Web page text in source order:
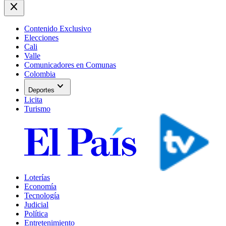
close
Contenido Exclusivo
Elecciones
Cali
Valle
Comunicadores en Comunas
Colombia
Deportes expand_more
Licita
Turismo
Loterías
Economía
Tecnología
Judicial
Política
Entretenimiento